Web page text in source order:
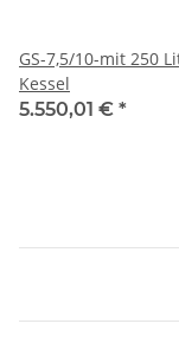
GS-7,5/10-mit 250
Kessel
5.550,01 € *